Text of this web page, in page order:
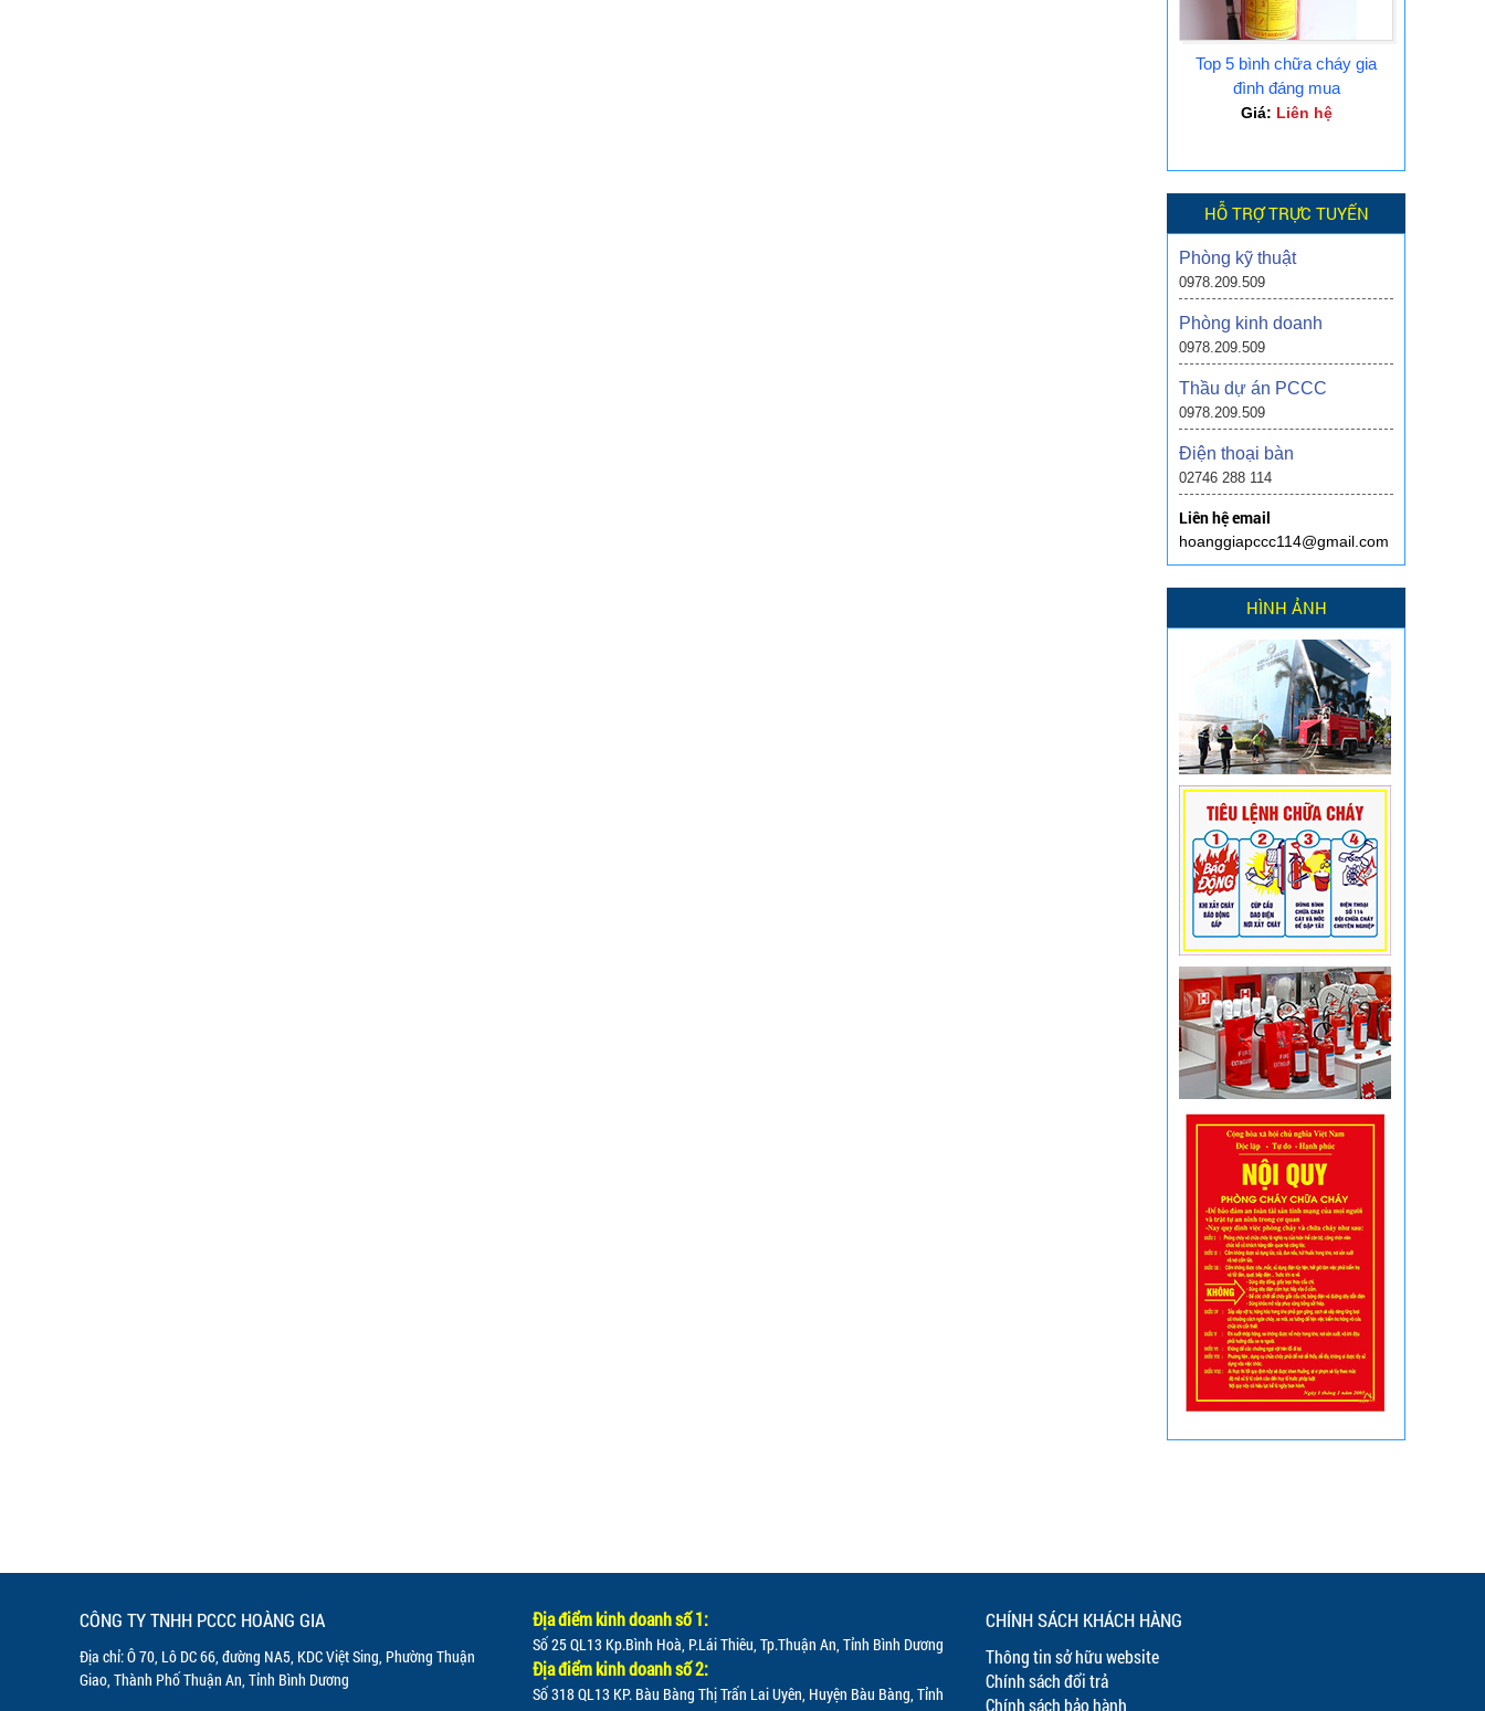
Top 5 bình chữa cháy gia
đình đáng mua
Giá: Liên hệ
HỖ TRỢ TRỰC TUYẾN
Phòng kỹ thuật
0978.209.509
Phòng kinh doanh
0978.209.509
Thầu dự án PCCC
0978.209.509
Điện thoại bàn
02746 288 114
Liên hệ email
hoanggiapccc114@gmail.com
HÌNH ẢNH
CÔNG TY TNHH PCCC HOÀNG GIA
Địa chỉ: Ô 70, Lô DC 66, đường NA5, KDC Việt Sing, Phường Thuận
Giao, Thành Phố Thuận An, Tỉnh Bình Dương
Địa điểm kinh doanh số 1:
Số 25 QL13 Kp.Bình Hoà, P.Lái Thiêu, Tp.Thuận An, Tỉnh Bình Dương
Địa điểm kinh doanh số 2:
Số 318 QL13 KP. Bàu Bàng Thị Trấn Lai Uyên, Huyện Bàu Bàng, Tỉnh
CHÍNH SÁCH KHÁCH HÀNG
Thông tin sở hữu website
Chính sách đổi trả
Chính sách bảo hành